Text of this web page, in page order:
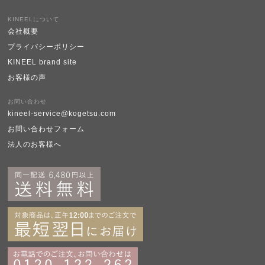
KINEELについて
会社概要
プライバシーポリシー
KINEEL brand site
お客様の声
お問い合わせ
kineel-service@kogetsu.com
お問い合わせフォーム
法人のお客様へ